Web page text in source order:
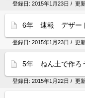
登録日: 2015年1月23日 / 更
6年 速報 デザー
登録日: 2015年1月23日 / 更
5年 ねん土で作ろ
登録日: 2015年1月22日 / 更